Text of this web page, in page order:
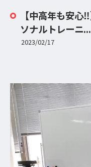
【中高年も安
ソナルトレーニ...
2023/02/17